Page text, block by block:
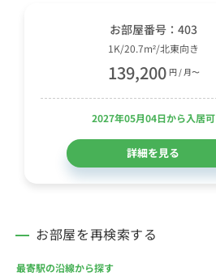
お部屋番号：403
1K/20.7m²/北東向き
139,200 円 / 月〜
2027年05月04日から入居可
詳細を見る
お部屋を再検索する
最寄駅の沿線から探す